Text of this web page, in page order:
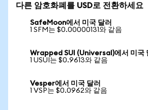
다른 암호화폐를 USD로 전환하세요
SafeMoon에서 미국 달러
1 SFM는 $0.00000131와 같음
Wrapped SUI (Universal)에서 미국
1 USUI는 $0.9613와 같음
Vesper에서 미국 달러
1 VSP는 $0.0962와 같음